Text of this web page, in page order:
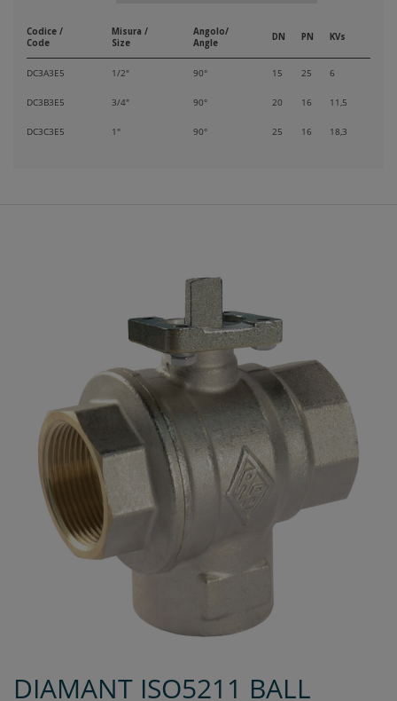
Codice /
Code
Misura /
Size
Angolo/
Angle
DN PN KVs
DC3A3E5 1/2" 90° 15 25 6
DC3B3E5 3/4" 90° 20 16 11,5
DC3C3E5 1" 90° 25 16 18,3
DIAMANT ISO5211 BALL